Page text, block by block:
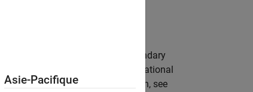
tolerance for relational boundary
. The relational
. For more information, see
Asie-Pacifique